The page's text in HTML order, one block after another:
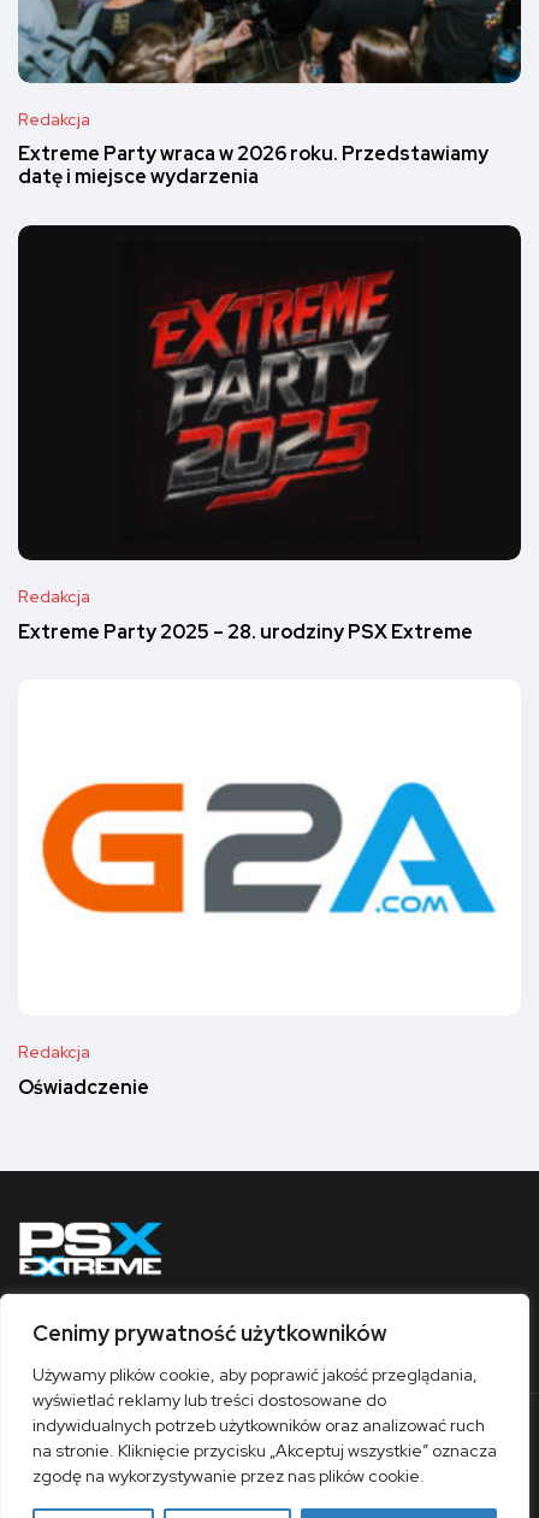
Cenimy prywatność użytkowników
Używamy plików cookie, aby poprawić jakość przeglądania,
wyświetlać reklamy lub treści dostosowane do
indywidualnych potrzeb użytkowników oraz analizować ruch
na stronie. Kliknięcie przycisku „Akceptuj wszystkie” oznacza
zgodę na wykorzystywanie przez nas plików cookie.
Redakcja
Extreme Party wraca w 2026 roku. Przedstawiamy
datę i miejsce wydarzenia
Redakcja
Extreme Party 2025 – 28. urodziny PSX Extreme
Redakcja
Oświadczenie
Obserwuj nas
O nas Współpraca Kontakt
Sklep
Polityka prywatności
Regulamin